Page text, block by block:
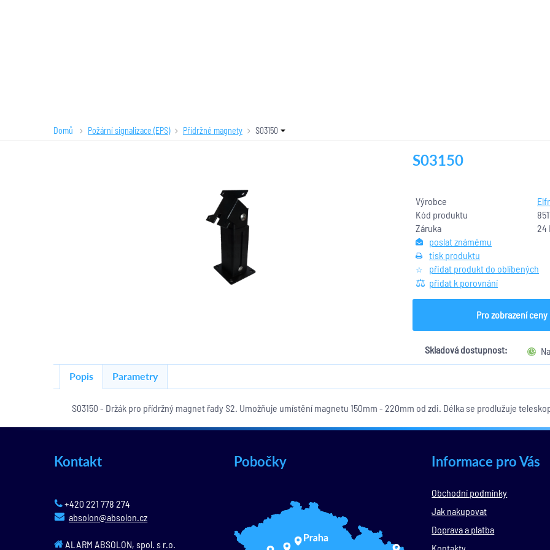
Domů Požární signalizace (EPS) Přídržné magnety S03150
S03150
Výrobce
Kód produktu
Záruka
24
poslat známému
tisk produktu
přidat produkt do oblíbených
přidat k porovnání
Pro zobrazení
Skladová dostupnost:
Popis Parametry
S03150 - Držák pro přídržný magnet řady S2. Umožňuje umístění magnetu 150mm - 220mm od zdi. Délka se prodlužuje
Kontakt
+420 221 778 274
absolon@absolon.cz
ALARM ABSOLON, spol. s r.o.
Pobočky Informace pro Vás
Obchodní podmínky
Jak nakupovat
Doprava a platba